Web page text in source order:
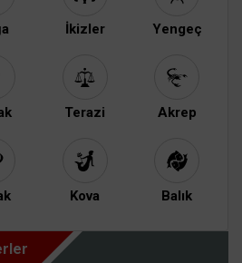
İkizler Yengeç
Terazi Akrep
Kova Balık